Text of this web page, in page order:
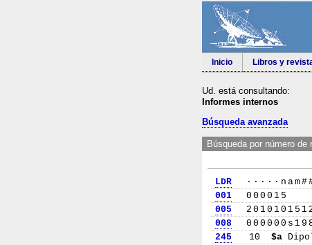
Inicio Libros y
Ud. está consultando:
Informes internos
Búsqueda avanzada
Búsqueda por número de
LDR
001
000015
005
008
245
10 $a